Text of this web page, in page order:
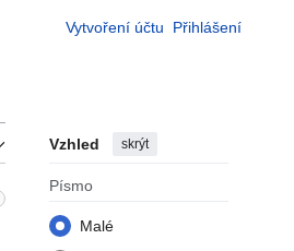
Vytvoření účtu Přihlášení
Vzhled skrýt
Písmo
Malé